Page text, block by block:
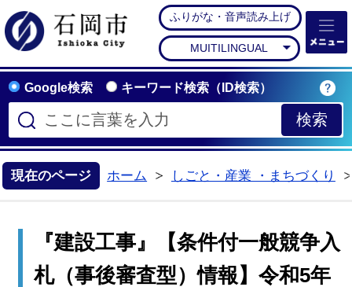
石岡市公式ホームペー
ふりがな・音声読み上げ
MUITILINGUAL
Google検索 キーワード検索（ID検索）
現在のページ ホーム
しごと・産業 ・まちづくり
『建設工事』【条件付一般競争入
札（事後審査型）情報】令和5年